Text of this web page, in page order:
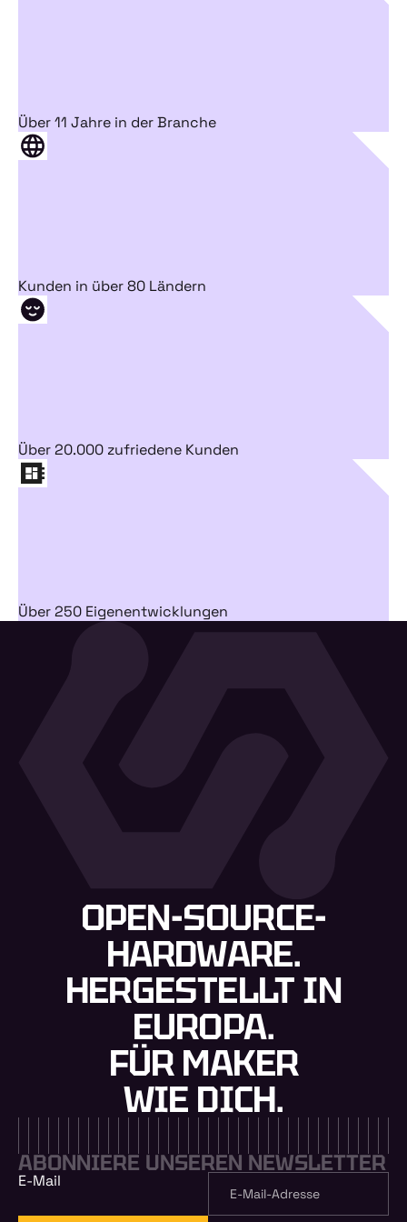
Über 11 Jahre in der Branche
Kunden in über 80 Ländern
Über 20.000 zufriedene Kunden
Über 250 Eigenentwicklungen
OPEN-SOURCE-
HARDWARE.
HERGESTELLT IN
EUROPA.
FÜR MAKER
WIE DICH.
ABONNIERE UNSEREN NEWSLETTER
E-Mail